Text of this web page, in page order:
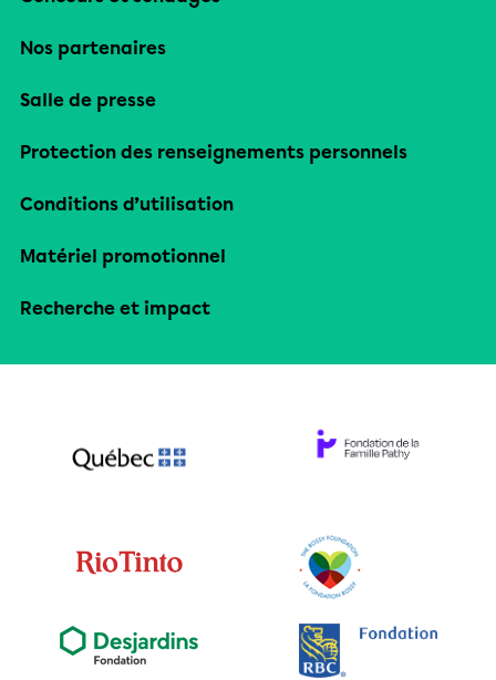
Nos partenaires
Salle de presse
Protection des renseignements personnels
Conditions d’utilisation
Matériel promotionnel
Recherche et impact